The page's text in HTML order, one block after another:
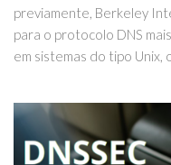
previamente, Berkeley
para o protocolo DNS
em sistemas do tipo Unix,